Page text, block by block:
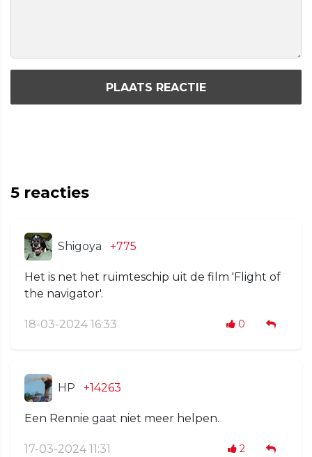
PLAATS REACTIE
5 reacties
Shigoya +775
Het is net het ruimteschip uit de film 'Flight of
the navigator'.
18-03-2024 16:33 0
HP +14263
Een Rennie gaat niet meer helpen.
17-03-2024 11:31 2